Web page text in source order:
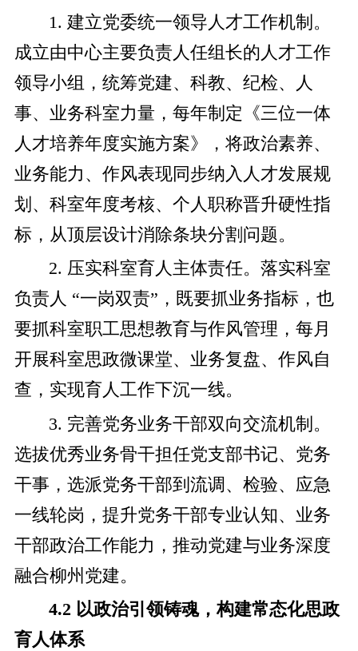
1. 建立党委统一领导人才工作机制。
成立由中心主要负责人任组长的人才工作
领导小组，统筹党建、科教、纪检、人
事、业务科室力量，每年制定《三位一体
人才培养年度实施方案》，将政治素养、
业务能力、作风表现同步纳入人才发展规
划、科室年度考核、个人职称晋升硬性指
标，从顶层设计消除条块分割问题。
2. 压实科室育人主体责任。落实科室
负责人 “一岗双责”，既要抓业务指标，也
要抓科室职工思想教育与作风管理，每月
开展科室思政微课堂、业务复盘、作风自
查，实现育人工作下沉一线。
3. 完善党务业务干部双向交流机制。
选拔优秀业务骨干担任党支部书记、党务
干事，选派党务干部到流调、检验、应急
一线轮岗，提升党务干部专业认知、业务
干部政治工作能力，推动党建与业务深度
融合柳州党建。
4.2 以政治引领铸魂，构建常态化思政
育人体系